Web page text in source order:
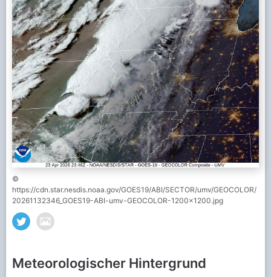
©
https://cdn.star.nesdis.noaa.gov/GOES19/ABI/SECTOR/umv/GEOCOLOR/
20261132346_GOES19-ABI-umv-GEOCOLOR-1200x1200.jpg
Meteorologischer Hintergrund